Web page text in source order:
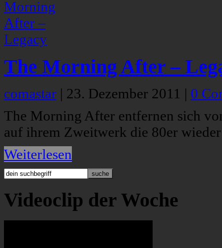
The Morning After –
comastar | 23. Dezember 2011 | 0
The Morning After entfernen sich
auf ihrem Zweitwerk die 80er
Weiterlesen
Videoclip der Woche